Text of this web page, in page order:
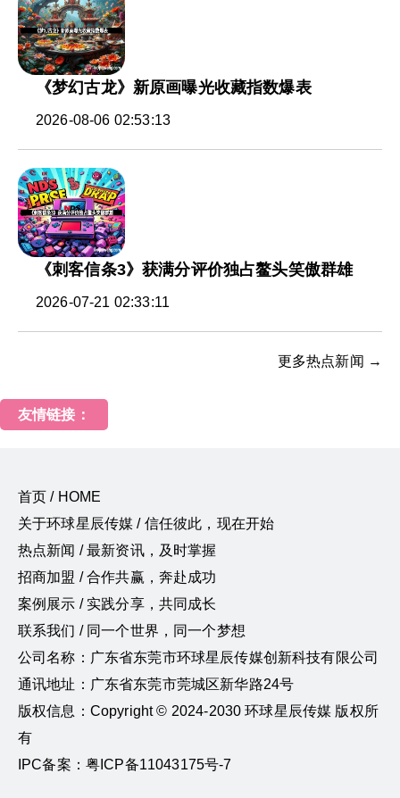
《梦幻古龙》新原画曝光收藏指数爆表
2026-08-06 02:53:13
《刺客信条3》获满分评价独占鳌头笑傲群雄
2026-07-21 02:33:11
更多热点新闻 →
友情链接：
首页 / HOME
关于环球星辰传媒 / 信任彼此，现在开始
热点新闻 / 最新资讯，及时掌握
招商加盟 / 合作共赢，奔赴成功
案例展示 / 实践分享，共同成长
联系我们 / 同一个世界，同一个梦想
公司名称：广东省东莞市环球星辰传媒创新科技有限公司
通讯地址：广东省东莞市莞城区新华路24号
版权信息：Copyright © 2024-2030 环球星辰传媒 版权所
有
IPC备案：粤ICP备11043175号-7